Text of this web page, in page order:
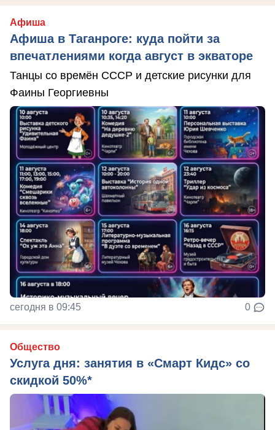
Афиша
Афиша в Таганроге: куда пойти за
впечатлениями когда август в экваторе
Танцы со времён СССР и детские рисунки для
Фаины Георгиевны
сегодня в 09:45 0
Общество
Услуга дня: занятия в «Смарт Кидс» со
скидкой 50%*